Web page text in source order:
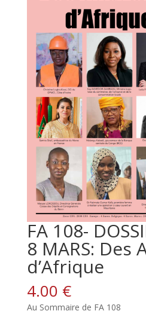
FA 108-
8 MARS: Des
d’Afrique
4.00 €
Au Sommaire de FA 108